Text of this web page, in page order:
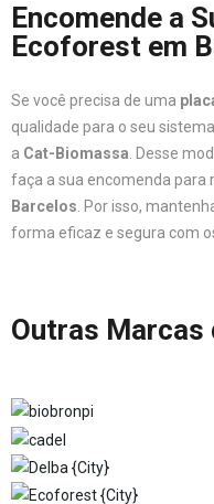
Encomende a
Ecoforest em
Se você precisa de uma
qualidade para o seu
a Cat-Biomassa . Desse
faça a sua encomenda para
Barcelos . Por isso,
forma eficaz e segura com
Outras Marcas